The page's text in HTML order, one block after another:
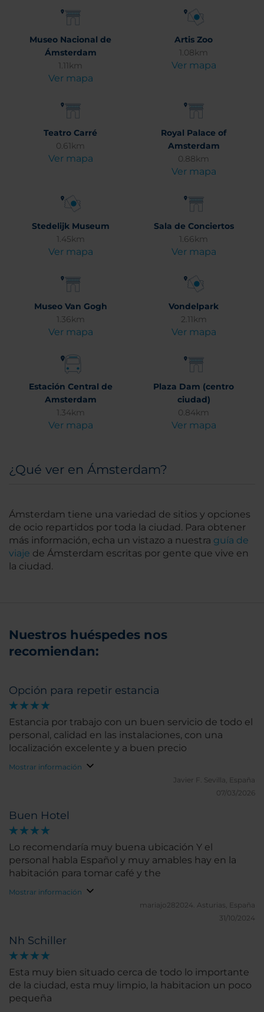
Museo Nacional de
Ámsterdam
1.11km
Ver mapa
Artis Zoo
1.08km
Ver mapa
Teatro Carré
0.61km
Ver mapa
Royal Palace of
Amsterdam
0.88km
Ver mapa
Stedelijk Museum
1.45km
Ver mapa
Sala de Conciertos
1.66km
Ver mapa
Museo Van Gogh
1.36km
Ver mapa
Vondelpark
2.11km
Ver mapa
Estación Central de
Amsterdam
1.34km
Ver mapa
Plaza Dam (centro
ciudad)
0.84km
Ver mapa
¿Qué ver en Ámsterdam?
Ámsterdam tiene una variedad de sitios y opciones
de ocio repartidos por toda la ciudad. Para obtener
más información, echa un vistazo a nuestra guía de
viaje de Ámsterdam escritas por gente que vive en
la ciudad.
Nuestros huéspedes nos
recomiendan:
Opción para repetir estancia
Estancia por trabajo con un buen servicio de todo el
personal, calidad en las instalaciones, con una
localización excelente y a buen precio
Mostrar información
Javier F. Sevilla, España
07/03/2026
Buen Hotel
Lo recomendaría muy buena ubicación Y el
personal habla Español y muy amables hay en la
habitación para tomar café y the
Mostrar información
mariajo282024. Asturias, España
31/10/2024
Nh Schiller
Esta muy bien situado cerca de todo lo importante
de la ciudad, esta muy limpio, la habitacion un poco
pequeña